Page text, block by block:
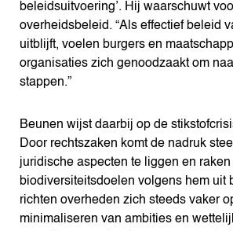
beleidsuitvoering’. Hij waarschuwt
overheidsbeleid. “Als effectief beleid
uitblijft, voelen burgers en
organisaties zich genoodzaakt om
stappen.”
Beunen wijst daarbij op de
Door rechtszaken komt de nadruk
juridische aspecten te liggen en raken
biodiversiteitsdoelen volgens hem uit
richten overheden zich steeds vaker
minimaliseren van ambities en